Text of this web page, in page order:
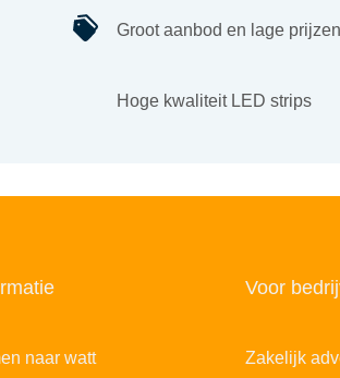
Groot aanbod en lage prijzen
Hoge kwaliteit LED strips
naar watt
Voor
Zakelijk